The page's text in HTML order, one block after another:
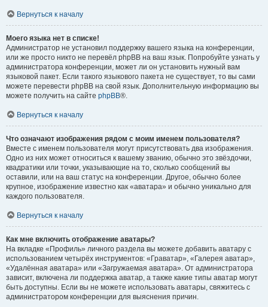
Вернуться к началу
Моего языка нет в списке!
Администратор не установил поддержку вашего языка на конференции,
или же просто никто не перевёл phpBB на ваш язык. Попробуйте узнать у
администратора конференции, может ли он установить нужный вам
языковой пакет. Если такого языкового пакета не существует, то вы сами
можете перевести phpBB на свой язык. Дополнительную информацию вы
можете получить на сайте phpBB®.
Вернуться к началу
Что означают изображения рядом с моим именем пользователя?
Вместе с именем пользователя могут присутствовать два изображения.
Одно из них может относиться к вашему званию, обычно это звёздочки,
квадратики или точки, указывающие на то, сколько сообщений вы
оставили, или на ваш статус на конференции. Другое, обычно более
крупное, изображение известно как «аватара» и обычно уникально для
каждого пользователя.
Вернуться к началу
Как мне включить отображение аватары?
На вкладке «Профиль» личного раздела вы можете добавить аватару с
использованием четырёх инструментов: «Граватар», «Галерея аватар»,
«Удалённая аватара» или «Загружаемая аватара». От администратора
зависит, включена ли поддержка аватар, а также какие типы аватар могут
быть доступны. Если вы не можете использовать аватары, свяжитесь с
администратором конференции для выяснения причин.